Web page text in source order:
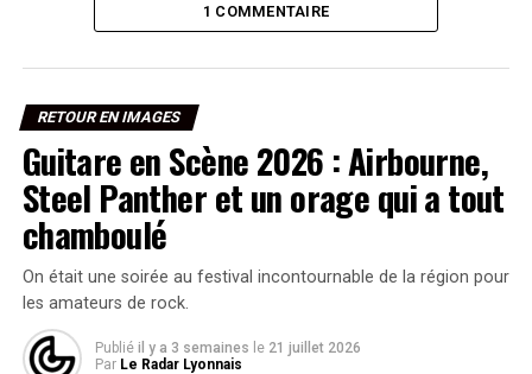
1 COMMENTAIRE
RETOUR EN IMAGES
Guitare en Scène 2026 : Airbourne,
Steel Panther et un orage qui a tout
chamboulé
On était une soirée au festival incontournable de la région pour
les amateurs de rock.
Publié il y a 3 semaines le 21 juillet 2026
Par Le Radar Lyonnais